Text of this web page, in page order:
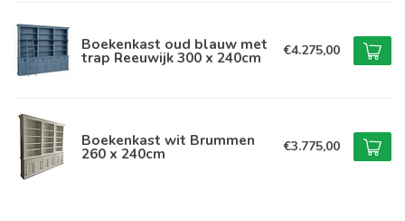
Boekenkast oud blauw met
trap Reeuwijk 300 x 240cm €4.275,00
Boekenkast wit Brummen
260 x 240cm €3.775,00